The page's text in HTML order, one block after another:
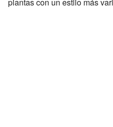
plantas con un estilo más